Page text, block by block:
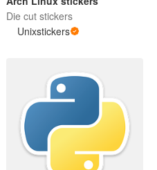
Die cut stickers
Unixstickers